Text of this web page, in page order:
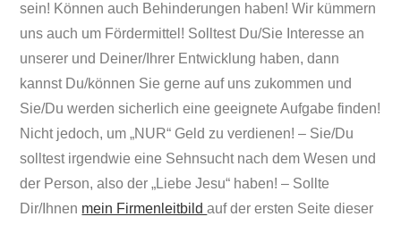
sein! Können auch Behinderungen haben! Wir kümmern
uns auch um Fördermittel! Solltest Du/Sie Interesse an
unserer und Deiner/Ihrer Entwicklung haben, dann
kannst Du/können Sie gerne auf uns zukommen und
Sie/Du werden sicherlich eine geeignete Aufgabe finden!
Nicht jedoch, um „NUR“ Geld zu verdienen! – Sie/Du
solltest irgendwie eine Sehnsucht nach dem Wesen und
der Person, also der „Liebe Jesu“ haben! – Sollte
Dir/Ihnen mein Firmenleitbildauf der ersten Seite dieser